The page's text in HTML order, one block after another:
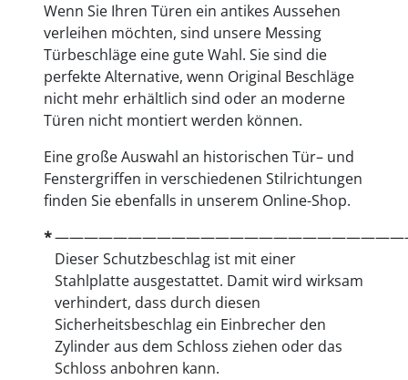
Wenn Sie Ihren Türen ein antikes Aussehen
verleihen möchten, sind unsere Messing
Türbeschläge eine gute Wahl. Sie sind die
perfekte Alternative, wenn Original Beschläge
nicht mehr erhältlich sind oder an moderne
Türen nicht montiert werden können.
Eine große Auswahl an historischen Tür– und
Fenstergriffen in verschiedenen Stilrichtungen
finden Sie ebenfalls in unserem Online-Shop.
Dieser Schutzbeschlag ist mit einer
Stahlplatte ausgestattet. Damit wird wirksam
verhindert, dass durch diesen
Sicherheitsbeschlag ein Einbrecher den
Zylinder aus dem Schloss ziehen oder das
Schloss anbohren kann.